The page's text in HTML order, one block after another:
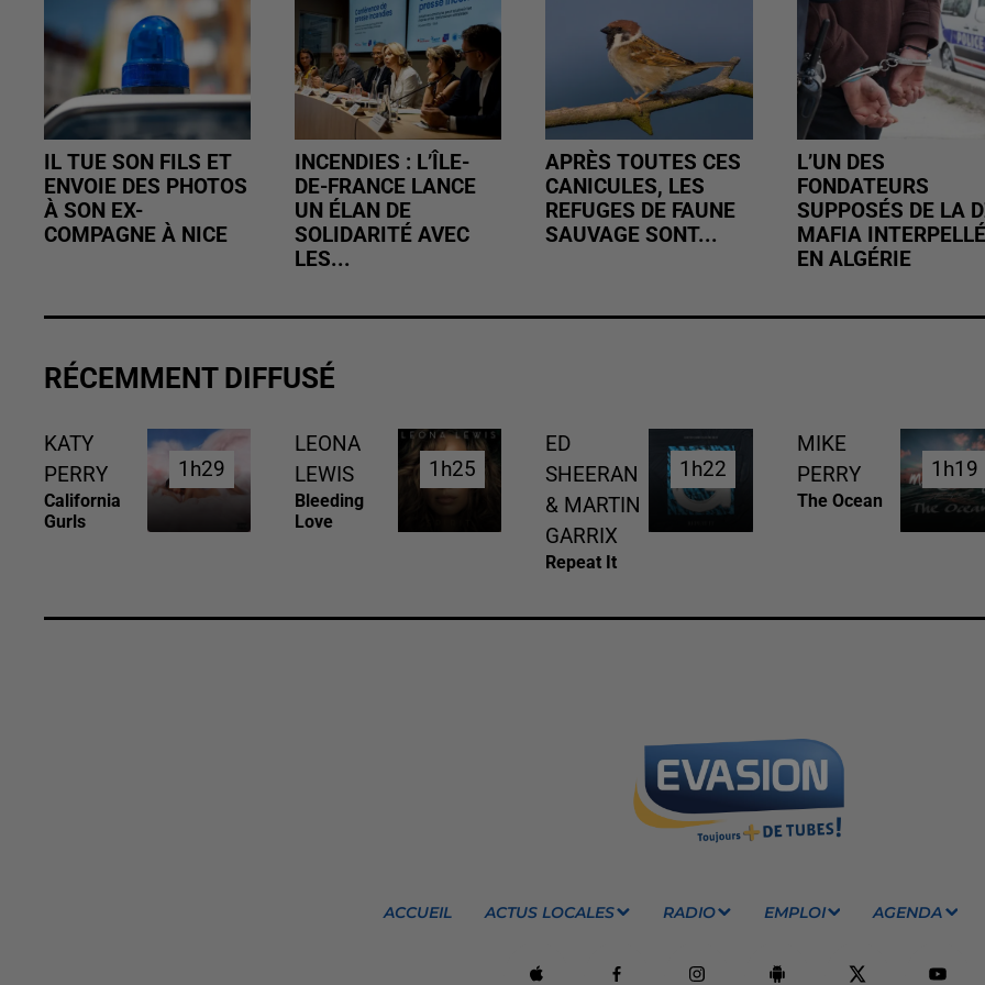
IL TUE SON FILS ET
ENVOIE DES PHOTOS
À SON EX-
COMPAGNE À NICE
INCENDIES : L’ÎLE-
DE-FRANCE LANCE
UN ÉLAN DE
SOLIDARITÉ AVEC
LES...
APRÈS TOUTES CES
CANICULES, LES
REFUGES DE FAUNE
SAUVAGE SONT...
L’UN DES
FONDATEURS
SUPPOSÉS DE LA
MAFIA INTERPELLÉ
EN ALGÉRIE
RÉCEMMENT DIFFUSÉ
KATY
PERRY
California
Gurls
1h29
1h29
LEONA
LEWIS
Bleeding
Love
1h25
1h25
ED
SHEERAN
& MARTIN
GARRIX
Repeat It
1h22
1h22
MIKE
PERRY
The Ocean
1h19
1h19
ACCUEIL ACTUS LOCALES RADIO EMPLOI AGENDA